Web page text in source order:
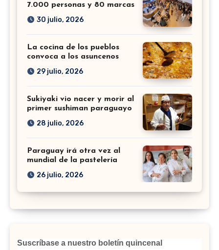
7.000 personas y 80 marcas
30 julio, 2026
La cocina de los pueblos
convoca a los asuncenos
29 julio, 2026
Sukiyaki vio nacer y morir al
primer sushiman paraguayo
28 julio, 2026
Paraguay irá otra vez al
mundial de la pastelería
26 julio, 2026
Suscríbase a nuestro boletín quincenal